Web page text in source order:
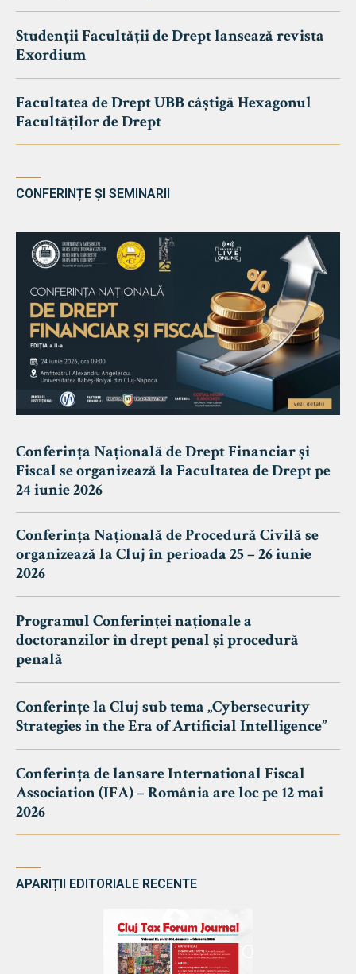
Studenții Facultății de Drept lansează revista
Exordium
Facultatea de Drept UBB câștigă Hexagonul
Facultăților de Drept
CONFERINȚE ȘI SEMINARII
Conferința Națională de Drept Financiar și
Fiscal se organizează la Facultatea de Drept pe
24 iunie 2026
Conferința Națională de Procedură Civilă se
organizează la Cluj în perioada 25 – 26 iunie
2026
Programul Conferinței naționale a
doctoranzilor în drept penal și procedură
penală
Conferințe la Cluj sub tema „Cybersecurity
Strategies in the Era of Artificial Intelligence”
Conferința de lansare International Fiscal
Association (IFA) – România are loc pe 12 mai
2026
APARIȚII EDITORIALE RECENTE